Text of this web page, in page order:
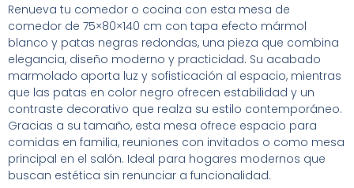
Renueva tu comedor o cocina con esta mesa de
comedor de 75×80×140 cm con tapa efecto mármol
blanco y patas negras redondas, una pieza que combina
elegancia, diseño moderno y practicidad. Su acabado
marmolado aporta luz y sofisticación al espacio, mientras
que las patas en color negro ofrecen estabilidad y un
contraste decorativo que realza su estilo contemporáneo.
Gracias a su tamaño, esta mesa ofrece espacio para
comidas en familia, reuniones con invitados o como mesa
principal en el salón. Ideal para hogares modernos que
buscan estética sin renunciar a funcionalidad.